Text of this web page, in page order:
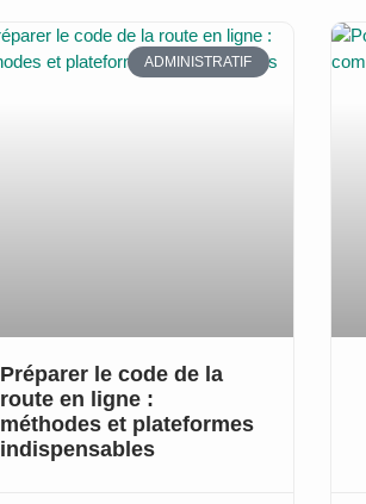
ADMINISTRATIF
Préparer le code de la
route en ligne :
méthodes et plateformes
indispensables